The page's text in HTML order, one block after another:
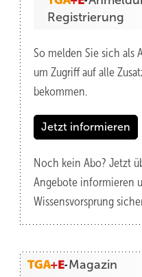
Registrierung
So melden Sie sich als
um Zugriff auf alle
bekommen.
Jetzt informieren
Noch kein Abo? Jetzt
Angebote informieren
Wissensvorsprung
Magazin